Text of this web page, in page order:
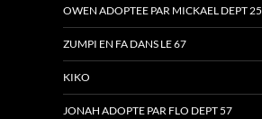
OWEN ADOPTEE PAR MICKAEL DEPT 25
ZUMPI EN FA DANS LE 67
KIKO
JONAH ADOPTE PAR FLO DEPT 57